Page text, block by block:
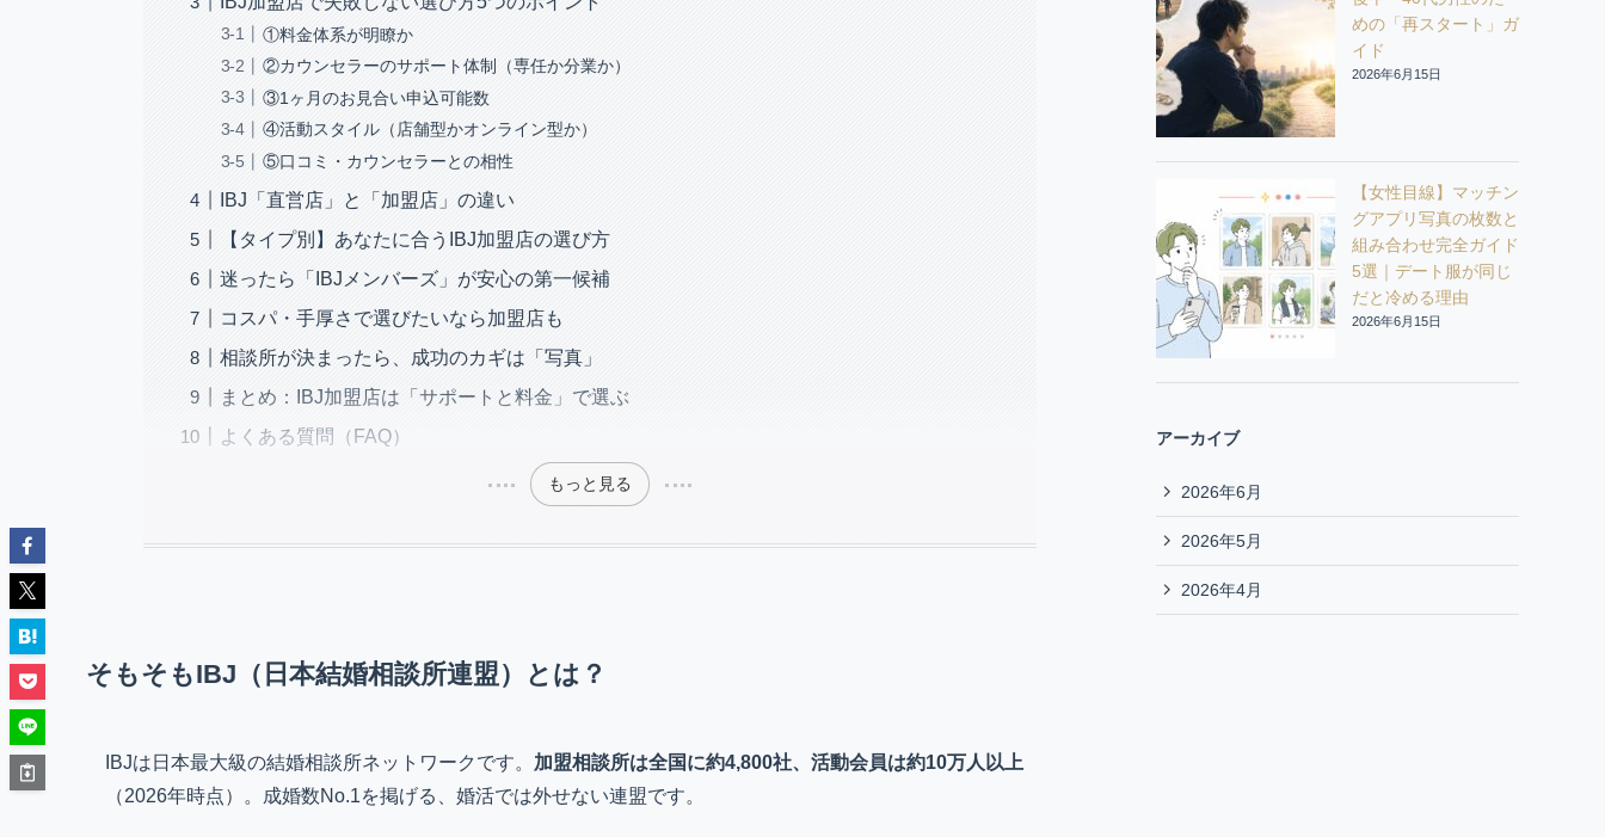
①料金体系が明瞭か
②カウンセラーのサポート体制（専任か分業か）
③1ヶ月のお見合い申込可能数
④活動スタイル（店舗型かオンライン型か）
⑤口コミ・カウンセラーとの相性
IBJ「直営店」と「加盟店」の違い
【タイプ別】あなたに合うIBJ加盟店の選び方
迷ったら「IBJメンバーズ」が安心の第一候補
コスパ・手厚さで選びたいなら加盟店も
相談所が決まったら、成功のカギは「写真」
まとめ：IBJ加盟店は「サポートと料金」で選ぶ
よくある質問（FAQ）
もっと見る
そもそもIBJ（日本結婚相談所連盟）とは？
IBJは日本最大級の結婚相談所ネットワークです。 加盟相談所は全国に約4,800社、活動会員は約10万人以上
（2026年時点）。成婚数No.1を掲げる、婚活では外せない連盟です。
めの「再スタート」ガ
イド
2026年6月15日
【女性目線】マッチン
グアプリ写真の枚数と
組み合わせ完全ガイド
5選｜デート服が同じ
だと冷める理由
2026年6月15日
アーカイブ
2026年6月
2026年5月
2026年4月